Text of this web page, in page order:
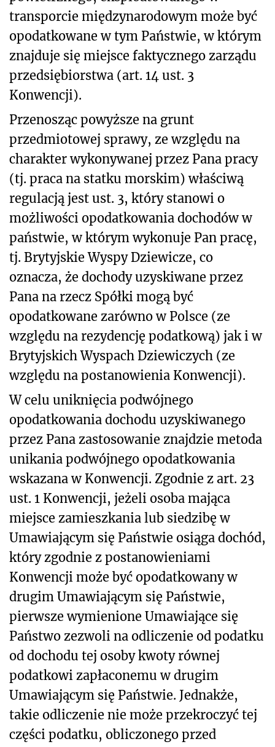
transporcie międzynarodowym może być
opodatkowane w tym Państwie, w którym
znajduje się miejsce faktycznego zarządu
przedsiębiorstwa (art. 14 ust. 3
Konwencji).
Przenosząc powyższe na grunt
przedmiotowej sprawy, ze względu na
charakter wykonywanej przez Pana pracy
(tj. praca na statku morskim) właściwą
regulacją jest ust. 3, który stanowi o
możliwości opodatkowania dochodów w
państwie, w którym wykonuje Pan pracę,
tj. Brytyjskie Wyspy Dziewicze, co
oznacza, że dochody uzyskiwane przez
Pana na rzecz Spółki mogą być
opodatkowane zarówno w Polsce (ze
względu na rezydencję podatkową) jak i w
Brytyjskich Wyspach Dziewiczych (ze
względu na postanowienia Konwencji).
W celu uniknięcia podwójnego
opodatkowania dochodu uzyskiwanego
przez Pana zastosowanie znajdzie metoda
unikania podwójnego opodatkowania
wskazana w Konwencji. Zgodnie z art. 23
ust. 1 Konwencji, jeżeli osoba mająca
miejsce zamieszkania lub siedzibę w
Umawiającym się Państwie osiąga dochód,
który zgodnie z postanowieniami
Konwencji może być opodatkowany w
drugim Umawiającym się Państwie,
pierwsze wymienione Umawiające się
Państwo zezwoli na odliczenie od podatku
od dochodu tej osoby kwoty równej
podatkowi zapłaconemu w drugim
Umawiającym się Państwie. Jednakże,
takie odliczenie nie może przekroczyć tej
części podatku, obliczonego przed